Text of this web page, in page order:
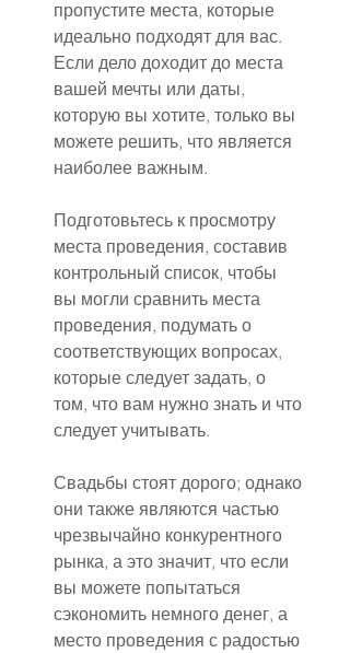
пропустите места, которые
идеально подходят для вас.
Если дело доходит до места
вашей мечты или даты,
которую вы хотите, только вы
можете решить, что является
наиболее важным.
Подготовьтесь к просмотру
места проведения, составив
контрольный список, чтобы
вы могли сравнить места
проведения, подумать о
соответствующих вопросах,
которые следует задать, о
том, что вам нужно знать и что
следует учитывать.
Свадьбы стоят дорого; однако
они также являются частью
чрезвычайно конкурентного
рынка, а это значит, что если
вы можете попытаться
сэкономить немного денег, а
место проведения с радостью